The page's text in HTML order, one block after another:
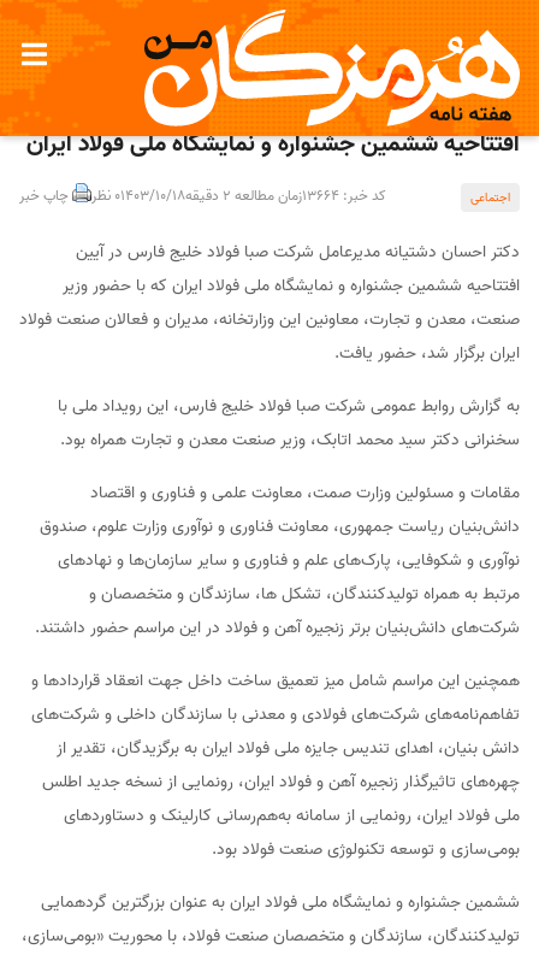
حضور مدیرعامل شرکت صبا فولاد خلیج فارس در آیین
افتتاحیه ششمین جشنواره و نمایشگاه ملی فولاد ایران
اجتماعی کد خبر: 13664 زمان مطالعه 2 دقیقه 1403/10/180 نظر چاپ خبر
دکتر احسان دشتیانه مدیرعامل شرکت صبا فولاد خلیج فارس در آیین
افتتاحیه ششمین جشنواره و نمایشگاه ملی فولاد ایران که با حضور وزیر
صنعت، معدن و تجارت، معاونین این وزارتخانه، مدیران و فعالان صنعت فولاد
ایران برگزار شد، حضور یافت.
به گزارش روابط عمومی شرکت صبا فولاد خلیج فارس، این رویداد ملی با
سخنرانی دکتر سید محمد اتابک، وزیر صنعت معدن و تجارت همراه بود.
مقامات و مسئولین وزارت صمت، معاونت علمی و فناوری و اقتصاد
دانش‌بنیان ریاست جمهوری، معاونت فناوری و نوآوری وزارت علوم، صندوق
نوآوری و شکوفایی‌، پارک‌های علم و فناوری و سایر سازمان‌ها و نهادهای
مرتبط به همراه تولیدکنندگان، تشکل ها، سازندگان و متخصصان و
شرکت‌های دانش‌بنیان برتر زنجیره آهن و فولاد در این مراسم حضور داشتند.
همچنین این مراسم شامل میز تعمیق ساخت داخل جهت انعقاد قراردادها و
تفاهم‌نامه‌های شرکت‌های فولادی و معدنی با سازندگان داخلی و شرکت‌های
دانش بنیان، اهدای تندیس جایزه ملی فولاد ایران به برگزیدگان، تقدیر از
چهره‌های تاثیرگذار زنجیره آهن و فولاد ایران، رونمایی از نسخه جدید اطلس
ملی فولاد ایران، رونمایی از سامانه به‌هم‌رسانی کارلینک و دستاوردهای
بومی‌سازی و توسعه تکنولوژی صنعت فولاد بود.
ششمین جشنواره و نمایشگاه ملی فولاد ایران به عنوان بزرگترین گردهمایی
تولیدکنندگان، سازندگان و متخصصان صنعت فولاد، با محوریت «بومی‌سازی،